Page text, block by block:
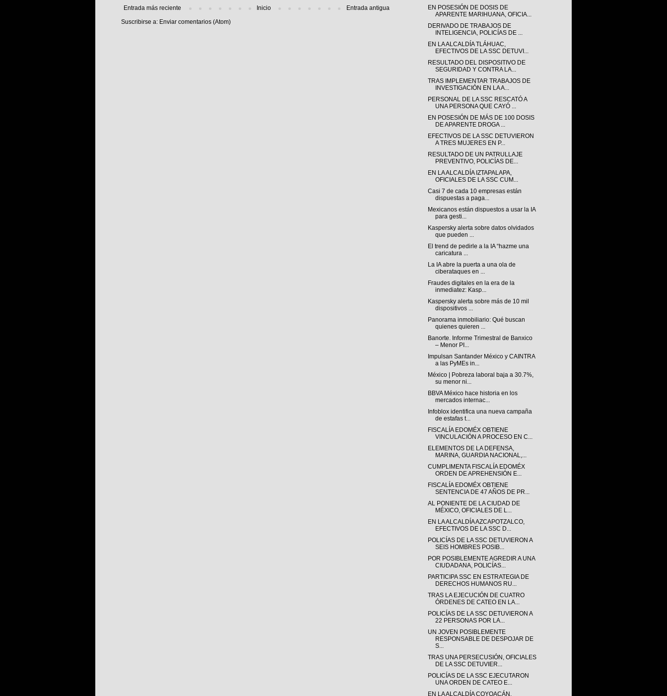
Entrada más reciente Entrada antigua
Inicio
Suscribirse a: Enviar comentarios (Atom)
EN POSESIÓN DE DOSIS DE
APARENTE MARIHUANA, OFICIA...
DERIVADO DE TRABAJOS DE
INTELIGENCIA, POLICÍAS DE ...
EN LA ALCALDÍA TLÁHUAC,
EFECTIVOS DE LA SSC DETUVI...
RESULTADO DEL DISPOSITIVO DE
SEGURIDAD Y CONTRA LA...
TRAS IMPLEMENTAR TRABAJOS DE
INVESTIGACIÓN EN LA A...
PERSONAL DE LA SSC RESCATÓ A
UNA PERSONA QUE CAYÓ ...
EN POSESIÓN DE MÁS DE 100 DOSIS
DE APARENTE DROGA ...
EFECTIVOS DE LA SSC DETUVIERON
A TRES MUJERES EN P...
RESULTADO DE UN PATRULLAJE
PREVENTIVO, POLICÍAS DE...
EN LA ALCALDÍA IZTAPALAPA,
OFICIALES DE LA SSC CUM...
Casi 7 de cada 10 empresas están
dispuestas a paga...
Mexicanos están dispuestos a usar la IA
para gesti...
Kaspersky alerta sobre datos olvidados
que pueden ...
El trend de pedirle a la IA “hazme una
caricatura ...
La IA abre la puerta a una ola de
ciberataques en ...
Fraudes digitales en la era de la
inmediatez: Kasp...
Kaspersky alerta sobre más de 10 mil
dispositivos ...
Panorama inmobiliario: Qué buscan
quienes quieren ...
Banorte. Informe Trimestral de Banxico
– Menor PI...
Impulsan Santander México y CAINTRA
a las PyMEs in...
México | Pobreza laboral baja a 30.7%,
su menor ni...
BBVA México hace historia en los
mercados internac...
Infoblox identifica una nueva campaña
de estafas t...
FISCALÍA EDOMÉX OBTIENE
VINCULACIÓN A PROCESO EN C...
ELEMENTOS DE LA DEFENSA,
MARINA, GUARDIA NACIONAL,...
CUMPLIMENTA FISCALÍA EDOMÉX
ORDEN DE APREHENSIÓN E...
FISCALÍA EDOMÉX OBTIENE
SENTENCIA DE 47 AÑOS DE PR...
AL PONIENTE DE LA CIUDAD DE
MÉXICO, OFICIALES DE L...
EN LA ALCALDÍA AZCAPOTZALCO,
EFECTIVOS DE LA SSC D...
POLICÍAS DE LA SSC DETUVIERON A
SEIS HOMBRES POSIB...
POR POSIBLEMENTE AGREDIR A UNA
CIUDADANA, POLICÍAS...
PARTICIPA SSC EN ESTRATEGIA DE
DERECHOS HUMANOS RU...
TRAS LA EJECUCIÓN DE CUATRO
ÓRDENES DE CATEO EN LA...
POLICÍAS DE LA SSC DETUVIERON A
22 PERSONAS POR LA...
UN JOVEN POSIBLEMENTE
RESPONSABLE DE DESPOJAR DE
S...
TRAS UNA PERSECUSIÓN, OFICIALES
DE LA SSC DETUVIER...
POLICÍAS DE LA SSC EJECUTARON
UNA ORDEN DE CATEO E...
EN LA ALCALDÍA COYOACÁN,